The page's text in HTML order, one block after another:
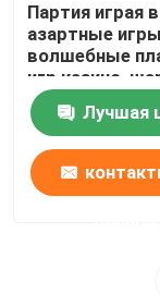
Партия играя в
азартные игры
волшебные
игр казино,
плашек
перспективы
Лучшая